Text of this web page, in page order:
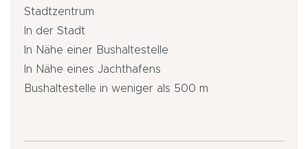
Stadtzentrum
In der Stadt
In Nähe einer Bushaltestelle
In Nähe eines Jachthafens
Bushaltestelle in weniger als 500 m